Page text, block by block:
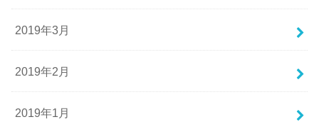
2019年3月
2019年2月
2019年1月